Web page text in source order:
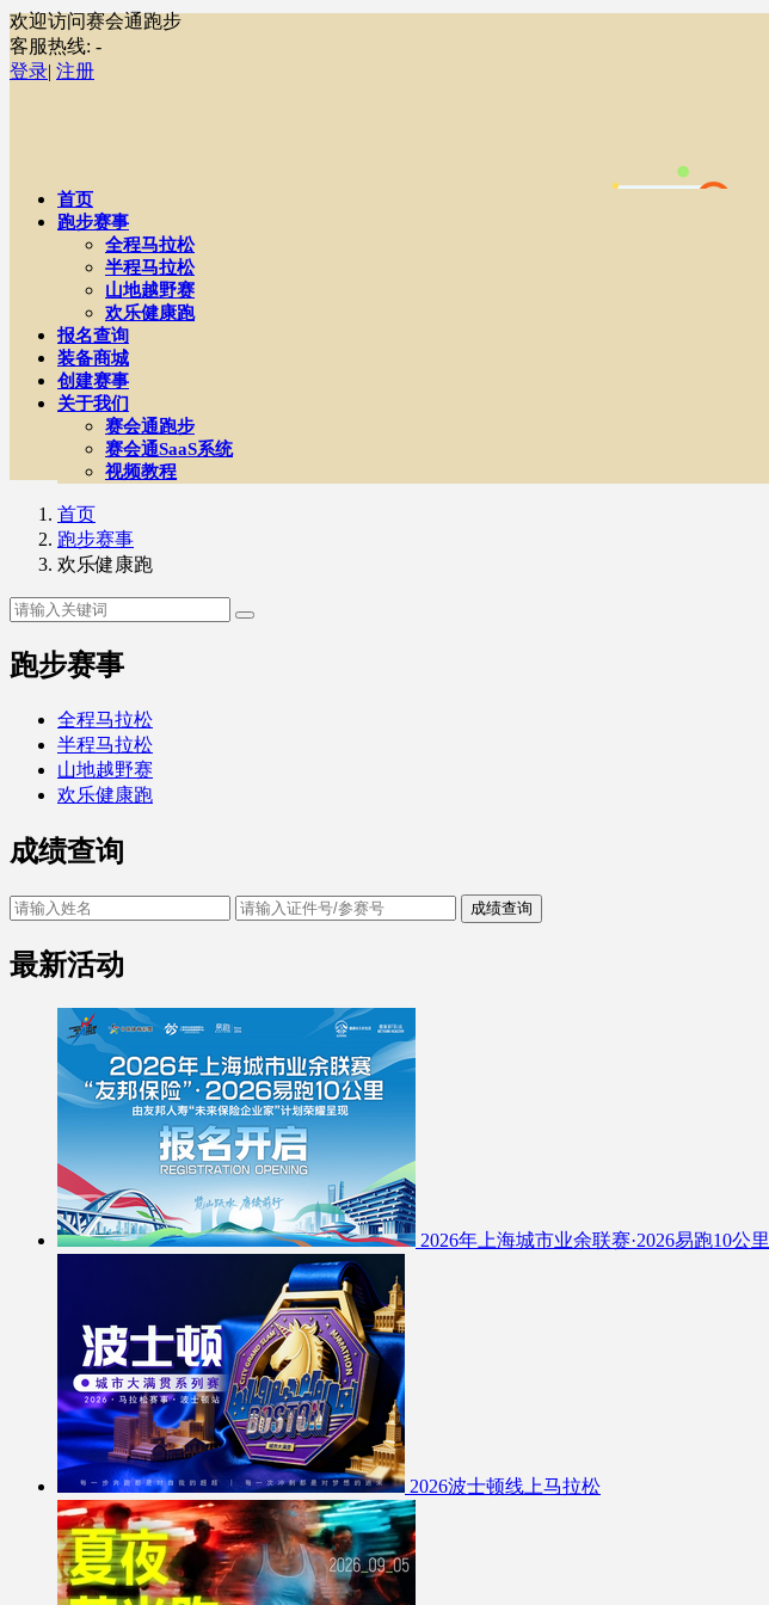
欢迎访问赛会通跑步
客服热线: -
登录| 注册
首页
跑步赛事
全程马拉松
半程马拉松
山地越野赛
欢乐健康跑
报名查询
装备商城
创建赛事
关于我们
赛会通跑步
赛会通SaaS系统
视频教程
首页
跑步赛事
欢乐健康跑
跑步赛事
全程马拉松
半程马拉松
山地越野赛
欢乐健康跑
成绩查询
成绩查询
最新活动
2026年上海城市业余联赛·2026易跑10公里
2026波士顿线上马拉松